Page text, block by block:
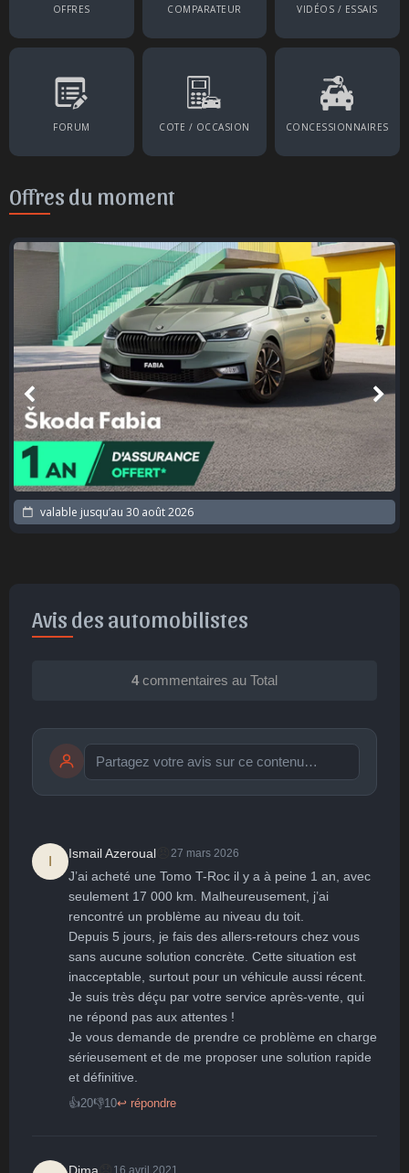
OFFRES COMPARATEUR VIDÉOS / ESSAIS
FORUM COTE / OCCASION CONCESSIONNAIRES
Offres du moment
valable jusqu’au 30 août 2026
Avis des automobilistes
4commentaires au Total
🤩
Parfait
👏
Bravo
😄
Réjoui
🙂
Content
😐
😮 😞
Déçu
😠
Enervé
😨
Effrayé
publication immédiate Publier
I
Ismail Azeroual 27 mars 2026
J’ai acheté une Tomo T-Roc il y a à peine 1 an, avec
seulement 17 000 km. Malheureusement, j’ai
rencontré un problème au niveau du toit.
Depuis 5 jours, je fais des allers-retours chez vous
sans aucune solution concrète. Cette situation est
inacceptable, surtout pour un véhicule aussi récent.
Je suis très déçu par votre service après-vente, qui
ne répond pas aux attentes !
Je vous demande de prendre ce problème en charge
sérieusement et de me proposer une solution rapide
et définitive.
👍20👎10↩ répondre
Dima 16 avril 2021